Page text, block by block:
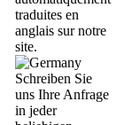
traduites en
anglais sur notre
site.
Schreiben Sie
uns Ihre Anfrage
in jeder